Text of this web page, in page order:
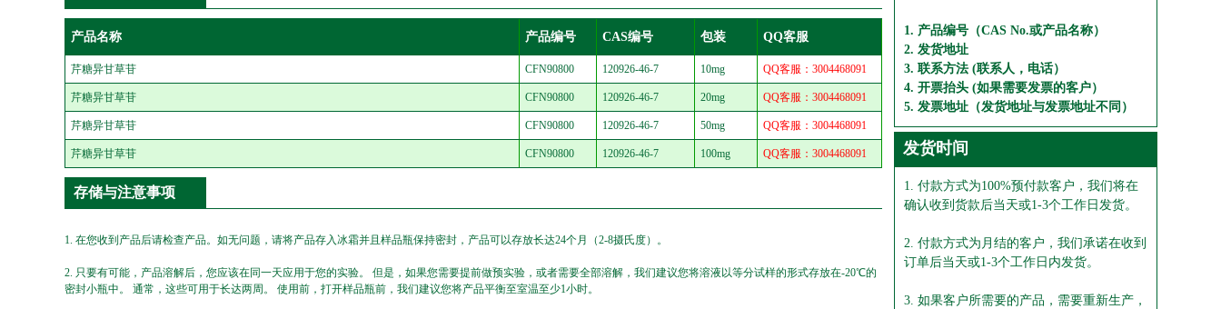
产品名称 产品编号 CAS编号 包装 QQ客服
芹糖异甘草苷 CFN90800 120926-46-7 10mg QQ客服：3004468091
芹糖异甘草苷 CFN90800 120926-46-7 20mg QQ客服：3004468091
芹糖异甘草苷 CFN90800 120926-46-7 50mg QQ客服：3004468091
芹糖异甘草苷 CFN90800 120926-46-7 100mg QQ客服：3004468091
存储与注意事项
1. 在您收到产品后请检查产品。如无问题，请将产品存入冰霜并且样品瓶保持密封，产品可以存放长达24个月（2-8摄氏度）。
2. 只要有可能，产品溶解后，您应该在同一天应用于您的实验。 但是，如果您需要提前做预实验，或者需要全部溶解，我们建议您将溶液以等分试样的形式存放在-20℃的
密封小瓶中。 通常，这些可用于长达两周。 使用前，打开样品瓶前，我们建议您将产品平衡至室温至少1小时。
1. 产品编号（CAS No.或产品名称）
2. 发货地址
3. 联系方法 (联系人，电话）
4. 开票抬头 (如果需要发票的客户）
5. 发票地址（发货地址与发票地址不同）
发货时间
1. 付款方式为100%预付款客户，我们将在
确认收到货款后当天或1-3个工作日发货。
2. 付款方式为月结的客户，我们承诺在收到
订单后当天或1-3个工作日内发货。
3. 如果客户所需要的产品，需要重新生产，